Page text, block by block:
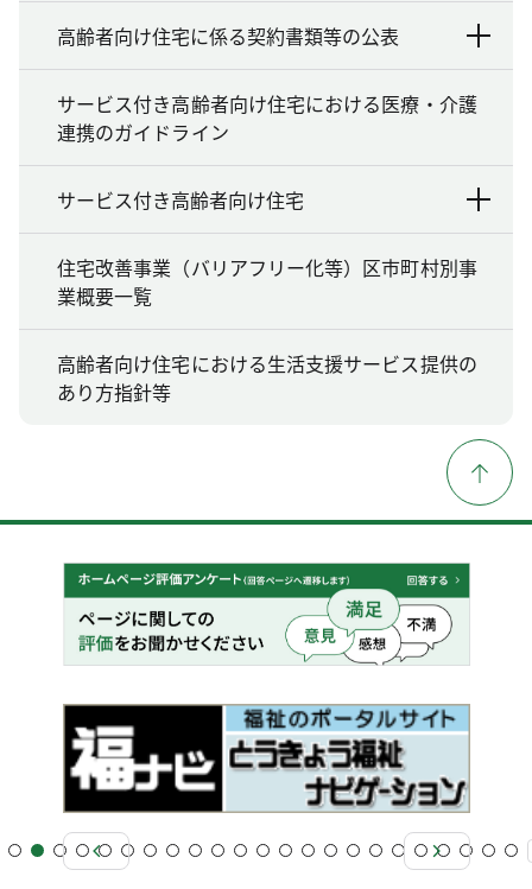
高齢者向け住宅に係る契約書類等の公表
サービス付き高齢者向け住宅における医療・介護
連携のガイドライン
サービス付き高齢者向け住宅
住宅改善事業（バリアフリー化等）区市町村別事
業概要一覧
高齢者向け住宅における生活支援サービス提供の
あり方指針等